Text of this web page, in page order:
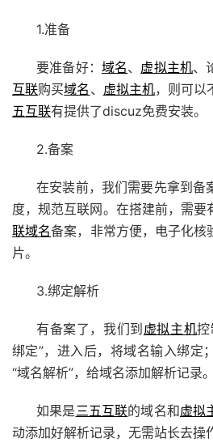
1.准备
要准备好： 域名、 虚拟主机、
互联购买域名 、 虚拟主机，则可以
五互联有提供了discuz免费安装。
2.备案
在安装前，我们需要先拿到备
度，规范互联网。在搭建前，需要
联域名备案，非常方便，电子化核
片。
3.绑定解析
有备案了，我们到虚拟主机控
绑定”，进入后，将域名输入绑定
“域名解析”，给域名添加解析记录。
如果是 三五互联的域名和虚拟
动添加好解析记录，无需站长去操